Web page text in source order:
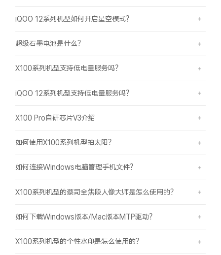
iQOO 12系列机型如何开启星空模式？
超级石墨电池是什么？
X100系列机型支持低电量服务吗？
iQOO 12系列机型支持低电量服务吗？
X100 Pro自研芯片V3介绍
如何使用X100系列机型拍太阳？
如何连接Windows电脑管理手机文件？
X100系列机型的蔡司全焦段人像大师是怎么使用的？
如何下载Windows版本/Mac版本MTP驱动？
X100系列机型的个性水印是怎么使用的？